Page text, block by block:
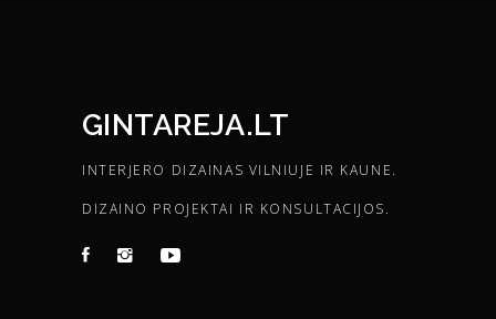
GINTAREJA.LT
INTERJERO DIZAINAS VILNIUJE IR KAUNE.
DIZAINO PROJEKTAI IR KONSULTACIJOS.